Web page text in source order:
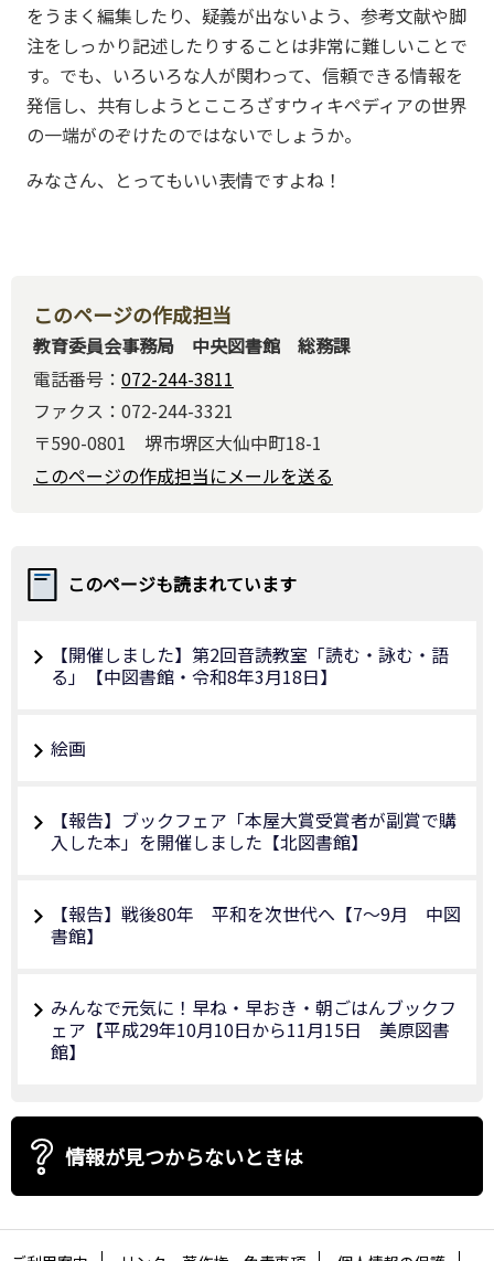
をうまく編集したり、疑義が出ないよう、参考文献や脚
注をしっかり記述したりすることは非常に難しいことで
す。でも、いろいろな人が関わって、信頼できる情報を
発信し、共有しようとこころざすウィキペディアの世界
の一端がのぞけたのではないでしょうか。
みなさん、とってもいい表情ですよね！
このページの作成担当
教育委員会事務局 中央図書館 総務課
電話番号： 072-244-3811
ファクス：072-244-3321
〒590-0801 堺市堺区大仙中町18-1
このページの作成担当にメールを送る
このページも読まれています
【開催しました】第2回音読教室「読む・詠む・語
る」【中図書館・令和8年3月18日】
絵画
【報告】ブックフェア「本屋大賞受賞者が副賞で購
入した本」を開催しました【北図書館】
【報告】戦後80年 平和を次世代へ【7～9月 中図
書館】
みんなで元気に！早ね・早おき・朝ごはんブックフ
ェア【平成29年10月10日から11月15日 美原図書
館】
情報が見つからないときは